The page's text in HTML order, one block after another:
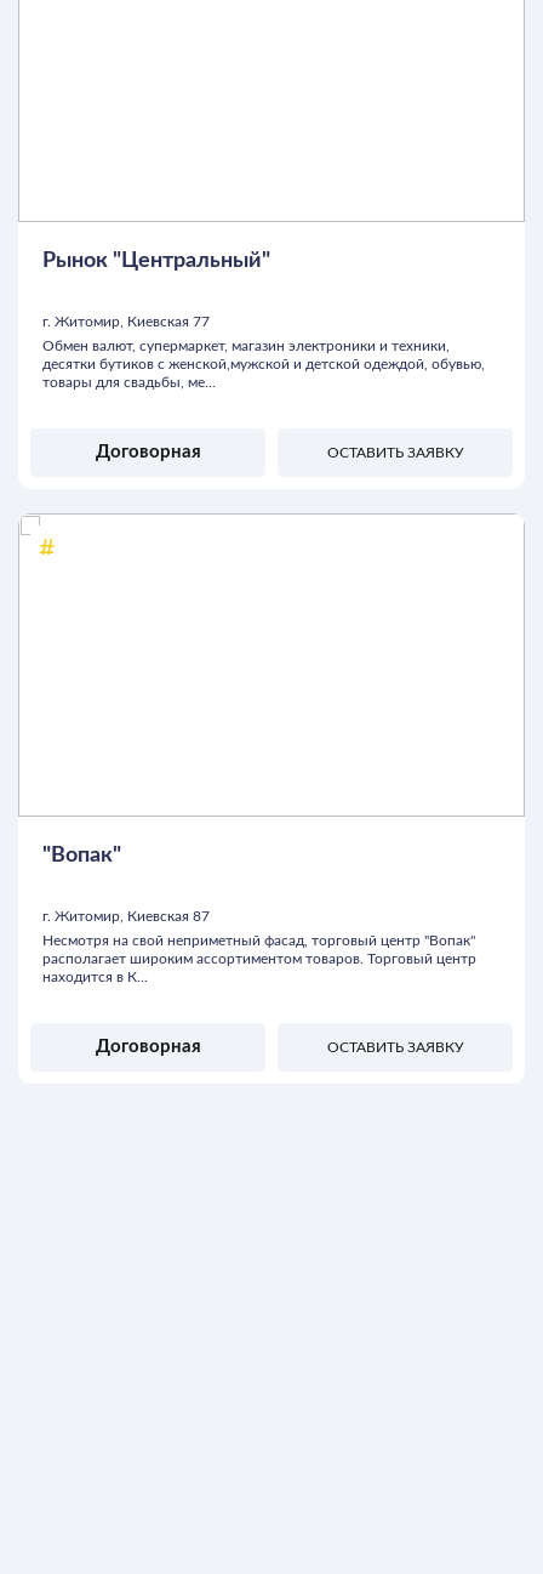
Рынок "Центральный"
г. Житомир, Киевская 77
Обмен валют, супермаркет, магазин электроники и техники,
десятки бутиков с женской,мужской и детской одеждой, обувью,
товары для свадьбы, ме...
Договорная ОСТАВИТЬ ЗАЯВКУ
"Вопак"
г. Житомир, Киевская 87
Несмотря на свой неприметный фасад, торговый центр "Вопак"
располагает широким ассортиментом товаров. Торговый центр
находится в К...
Договорная ОСТАВИТЬ ЗАЯВКУ